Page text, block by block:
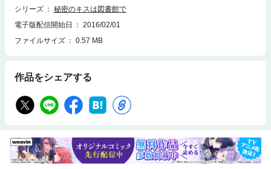
シリーズ
秘密のキスは図書館で
電子版配信開始日
2016/02/01
ファイルサイズ
0.57 MB
作品をシェアする